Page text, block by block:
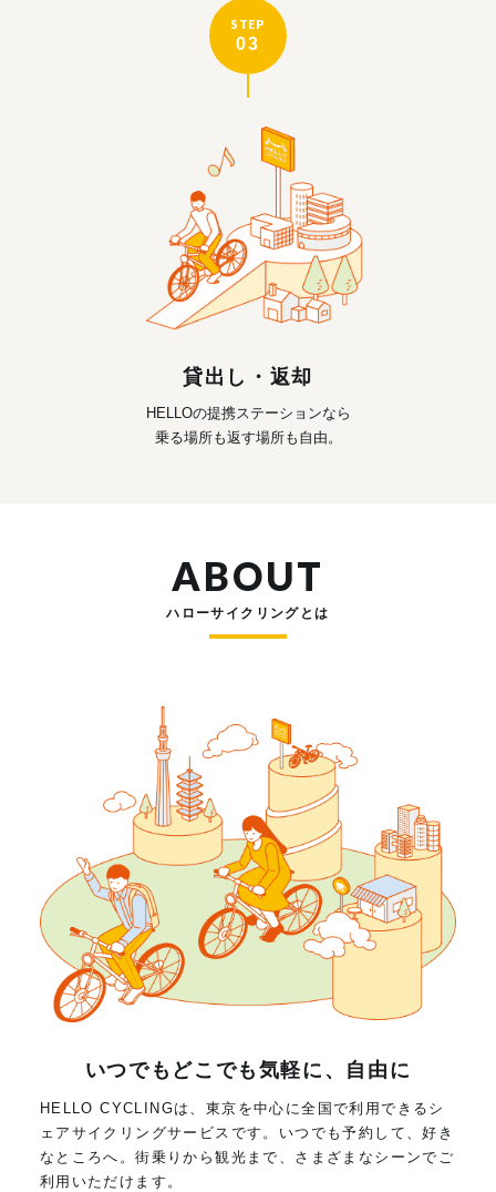
STEP
03
貸出し・返却
HELLOの提携ステーションなら
乗る場所も返す場所も自由。
ABOUT
ハローサイクリングとは
いつでもどこでも気軽に、自由に
HELLO CYCLINGは、東京を中心に全国で利用できるシ
ェアサイクリングサービスです。いつでも予約して、好き
なところへ。街乗りから観光まで、さまざまなシーンでご
利用いただけます。